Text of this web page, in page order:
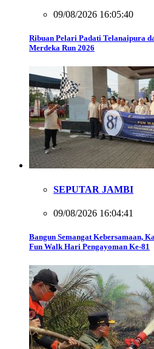
09/08/2026 16:05:40
Ribuan Pelari Padati Telanaipura
Merdeka Run 2026
SEPUTAR JAMBI
09/08/2026 16:04:41
Bangun Semangat Kebersamaan,
Fun Walk Hari Pengayoman Ke-81